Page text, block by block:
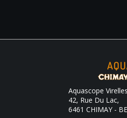
Aquascope Virelles
42, Rue Du Lac,
6461 CHIMAY -